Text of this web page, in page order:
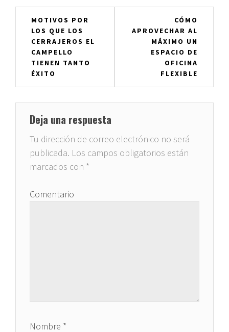
Navegación
entradas
MOTIVOS POR
LOS QUE LOS
CERRAJEROS EL
CAMPELLO
TIENEN TANTO
ÉXITO
CÓMO
APROVECHAR AL
MÁXIMO UN
ESPACIO DE
OFICINA
FLEXIBLE
Deja una respuesta
Tu dirección de correo electrónico no será
publicada. Los campos obligatorios están
marcados con *
Comentario
Nombre *